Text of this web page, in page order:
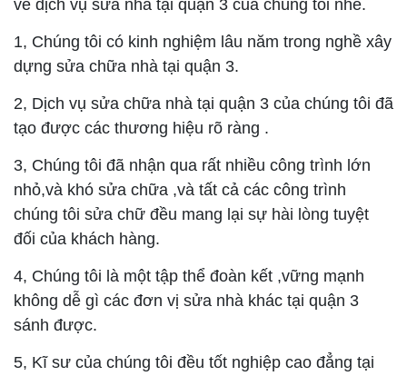
về dịch vụ sửa nhà tại quận 3 của chúng tôi nhé.
1, Chúng tôi có kinh nghiệm lâu năm trong nghề xây
dựng sửa chữa nhà tại quận 3.
2, Dịch vụ sửa chữa nhà tại quận 3 của chúng tôi đã
tạo được các thương hiệu rõ ràng .
3, Chúng tôi đã nhận qua rất nhiều công trình lớn
nhỏ,và khó sửa chữa ,và tất cả các công trình
chúng tôi sửa chữ đều mang lại sự hài lòng tuyệt
đối của khách hàng.
4, Chúng tôi là một tập thể đoàn kết ,vững mạnh
không dễ gì các đơn vị sửa nhà khác tại quận 3
sánh được.
5, Kĩ sư của chúng tôi đều tốt nghiệp cao đẳng tại